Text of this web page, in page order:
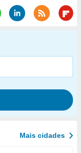
Mais cidades